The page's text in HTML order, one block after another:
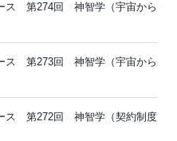
ス 第274回 神智学（宇宙から
ス 第273回 神智学（宇宙から
ス 第272回 神智学（契約制度